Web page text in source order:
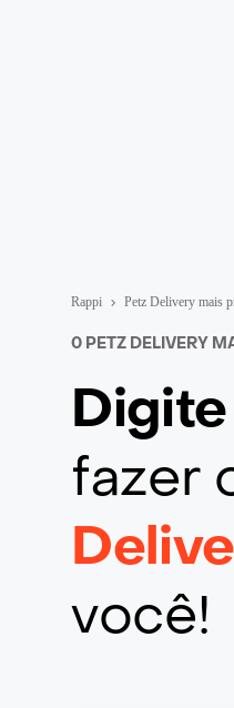
Rappi Petz Delivery mais
0 PETZ DELIVERY
fazer
você!